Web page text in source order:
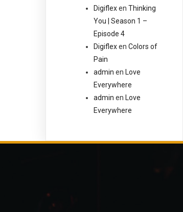
DigiflexenThinking
You | Season 1 –
Episode 4
DigiflexenColors of
Pain
admin en Love
Everywhere
admin en Love
Everywhere